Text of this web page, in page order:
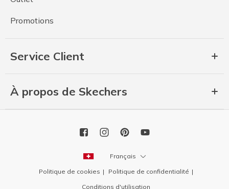
Promotions
Service Client
À propos de Skechers
Français
Politique de cookies
Politique de confidentialité
Conditions d'utilisation